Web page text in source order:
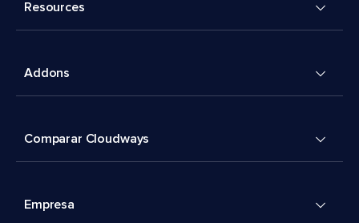
Resources
Addons
Comparar Cloudways
Empresa